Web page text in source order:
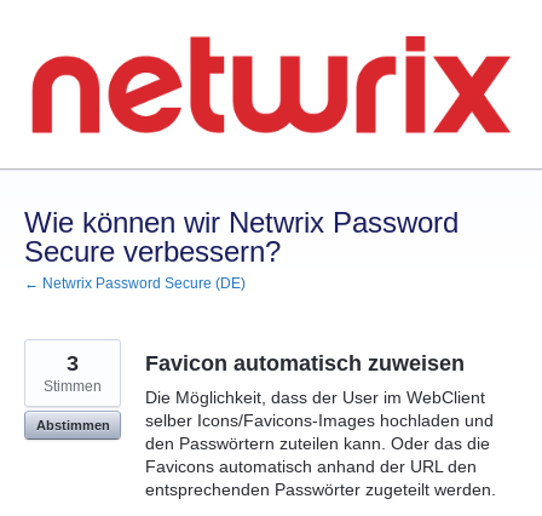
springen
Wie können wir Netwrix Password
Secure verbessern?
← Netwrix Password Secure (DE)
Favicon automatisch zuweisen
Die Möglichkeit, dass der User im WebClient
selber Icons/Favicons-Images hochladen und
den Passwörtern zuteilen kann. Oder das die
Favicons automatisch anhand der URL den
entsprechenden Passwörter zugeteilt werden.
3
Stimmen
Abstimmen